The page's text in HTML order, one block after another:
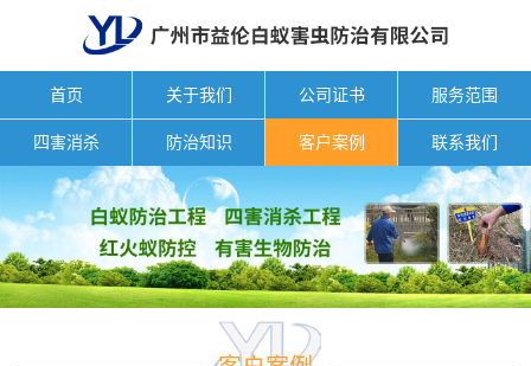
首页 关于我们 公司证书 服务范围
四害消杀 防治知识 客户案例 联系我们